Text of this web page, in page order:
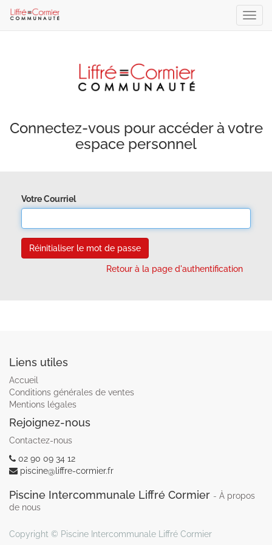
la
Connectez-vous pour accéder à votre
espace personnel
Votre Courriel
Réinitialiser le mot de passe
Retour à la page d'authentification
Liens utiles
Accueil
Conditions générales de ventes
Mentions légales
Rejoignez-nous
Contactez-nous
02 90 09 34 12
piscine@liffre-cormier.fr
Piscine Intercommunale Liffré Cormier - À propos
de nous
Copyright © Piscine Intercommunale Liffré Cormier